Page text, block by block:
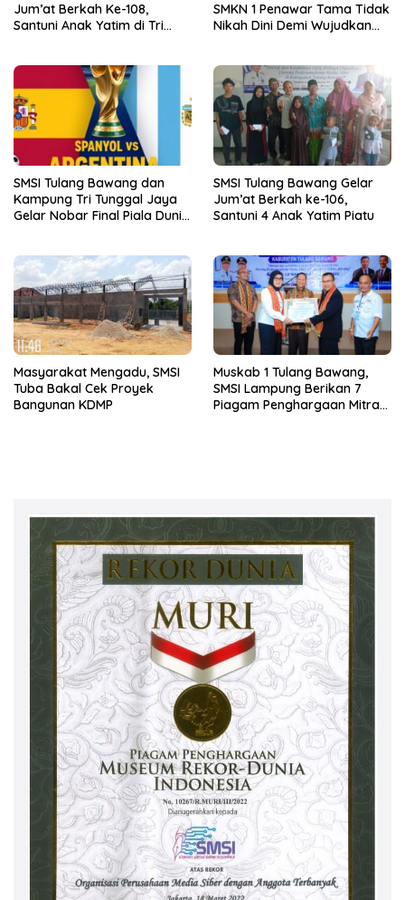
Jum’at Berkah Ke-108,
Santuni Anak Yatim di Tri
SMKN 1 Penawar Tama Tidak
Nikah Dini Demi Wujudkan
SMSI Tulang Bawang dan
Kampung Tri Tunggal Jaya
Gelar Nobar Final Piala Dunia
SMSI Tulang Bawang Gelar
Jum’at Berkah ke-106,
Santuni 4 Anak Yatim Piatu
Masyarakat Mengadu, SMSI
Tuba Bakal Cek Proyek
Bangunan KDMP
Muskab 1 Tulang Bawang,
SMSI Lampung Berikan 7
Piagam Penghargaan Mitra